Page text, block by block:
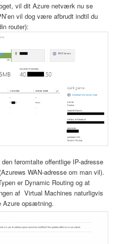
vil dit Azure netværk nu se
vil dog være afbrudt indtil du
router):
føromtalte offentlige IP-adresse
WAN-adresse om man vil).
er Dynamic Routing og at
af Virtual Machines naturligvis
Azure opsætning.